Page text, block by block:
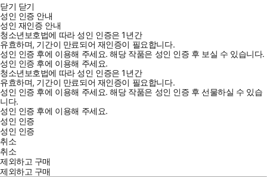
닫기 닫기
성인 인증 안내
성인 재인증 안내
청소년보호법에 따라 성인 인증은 1년간
유효하며, 기간이 만료되어 재인증이 필요합니다.
성인 인증 후에 이용해 주세요.해당 작품은 성인 인증 후 보실 수 있습니다.
성인 인증 후에 이용해 주세요.
청소년보호법에 따라 성인 인증은 1년간
유효하며, 기간이 만료되어 재인증이 필요합니다.
성인 인증 후에 이용해 주세요.해당 작품은 성인 인증 후 선물하실 수 있습
니다.
성인 인증 후에 이용해 주세요.
성인 인증
성인 인증
취소
취소
제외하고 구매
제외하고 구매